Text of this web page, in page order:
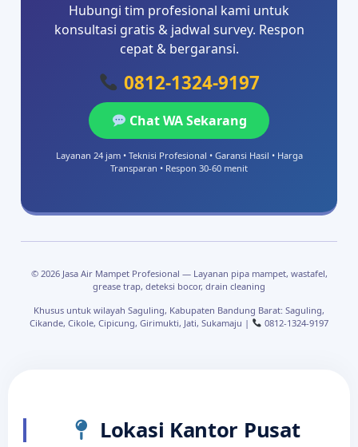
Hubungi tim profesional kami untuk
konsultasi gratis & jadwal survey. Respon
cepat & bergaransi.
0812-1324-9197
Chat WA Sekarang
Layanan 24 jam • Teknisi Profesional • Garansi Hasil • Harga
Transparan • Respon 30-60 menit
© 2026 Jasa Air Mampet Profesional — Layanan pipa mampet, wastafel,
grease trap, deteksi bocor, drain cleaning
Khusus untuk wilayah Saguling, Kabupaten Bandung Barat: Saguling,
Cikande, Cikole, Cipicung, Girimukti, Jati, Sukamaju |
0812-1324-9197
Lokasi Kantor Pusat